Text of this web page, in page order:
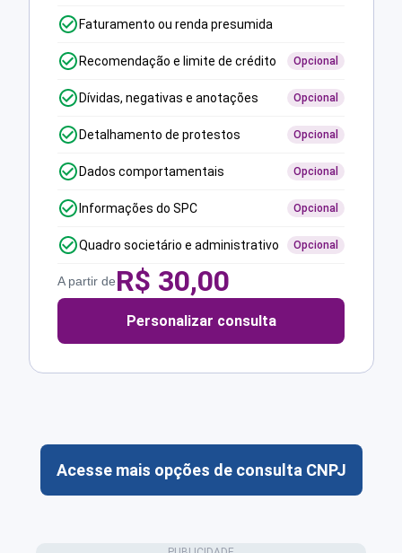
Faturamento ou renda presumida
Recomendação e limite de crédito Opcional
Dívidas, negativas e anotações Opcional
Detalhamento de protestos Opcional
Dados comportamentais Opcional
Informações do SPC Opcional
Quadro societário e administrativo Opcional
A partir deR$ 30,00
Personalizar consulta
Acesse mais opções de consulta CNPJ